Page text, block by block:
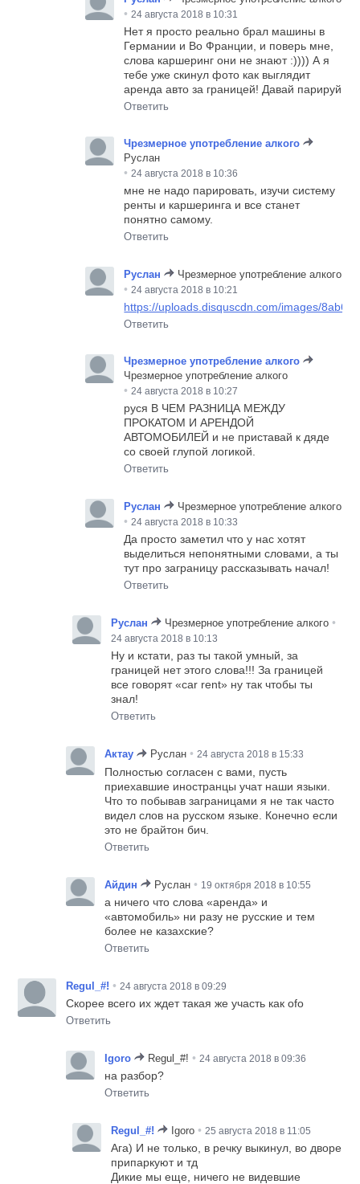
• 24 августа 2018 в 10:31
Нет я просто реально брал машины в
Германии и Во Франции, и поверь мне,
слова каршеринг они не знают :)))) А я
тебе уже скинул фото как выглядит
аренда авто за границей! Давай парируй
Ответить
Чрезмерное употребление алкого
Руслан
• 24 августа 2018 в 10:36
мне не надо парировать, изучи систему
ренты и каршеринга и все станет
понятно самому.
Ответить
Руслан Чрезмерное употребление алкого
• 24 августа 2018 в 10:21
https://uploads.disquscdn.com/images/
Ответить
Чрезмерное употребление алкого
Чрезмерное употребление алкого
• 24 августа 2018 в 10:27
руся В ЧЕМ РАЗНИЦА МЕЖДУ
ПРОКАТОМ И АРЕНДОЙ
АВТОМОБИЛЕЙ и не приставай к дяде
со своей глупой логикой.
Ответить
Руслан Чрезмерное употребление алкого
• 24 августа 2018 в 10:33
Да просто заметил что у нас хотят
выделиться непонятными словами, а ты
тут про заграницу рассказывать начал!
Ответить
Руслан Чрезмерное употребление алкого •
24 августа 2018 в 10:13
Ну и кстати, раз ты такой умный, за
границей нет этого слова!!! За границей
все говорят «car rent» ну так чтобы ты
знал!
Ответить
Актау Руслан • 24 августа 2018 в 15:33
Полностью согласен с вами, пусть
приехавшие иностранцы учат наши языки.
Что то побывав заграницами я не так часто
видел слов на русском языке. Конечно если
это не брайтон бич.
Ответить
Айдин Руслан • 19 октября 2018 в 10:55
а ничего что слова «аренда» и
«автомобиль» ни разу не русские и тем
более не казахские?
Ответить
Regul_#! • 24 августа 2018 в 09:29
Скорее всего их ждет такая же участь как ofo
Ответить
Igoro Regul_#! • 24 августа 2018 в 09:36
на разбор?
Ответить
Regul_#! Igoro • 25 августа 2018 в 11:05
Ага) И не только, в речку выкинул, во дворе
припаркуют и тд
Дикие мы еще, ничего не видевшие